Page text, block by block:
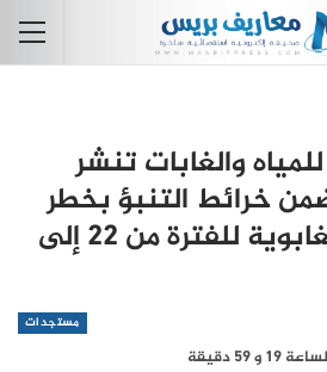
والغابات تنشر
خرائط التنبؤ بخطر
اندلاع الحرائق الغابوية للفترة من 22 إلى
مستجدات